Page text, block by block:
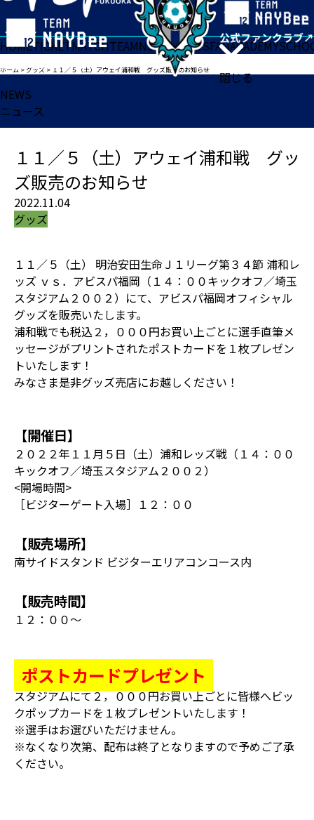
閉じる
HOMETICKETMATCHTEAMNEWSGOODSFANACADEMY
ホーム >グッズ > １１／５（土）アウェイ浦和戦 グッズ販売のお知らせ
NEWS
ニュース
１１／５（土）アウェイ浦和戦 グッ
ズ販売のお知らせ
2022.11.04
グッズ
１１／５（土） 明治安田生命Ｊ１リーグ第３４節 浦和レ
ッズ ｖｓ．アビスパ福岡（１４：００キックオフ／埼玉
スタジアム２００２）にて、アビスパ福岡オフィシャル
グッズを販売いたします。
浦和戦でも税込２，０００円お買い上ごとに選手直筆メ
ッセージがプリントされたポストカードを１枚プレゼン
トいたします！
みなさま是非グッズ売店にお越しください！
【開催日】
２０２２年１１月５日（土）浦和レッズ戦（１４：００
キックオフ／埼玉スタジアム２００２）
<開場時間>
［ビジターゲート入場］１２：００
【販売場所】
南サイドスタンド ビジターエリアコンコース内
【販売時間】
１２：００～
ポストカードプレゼント
スタジアムにて２，０００円お買い上ごとに皆様へビッ
クポップカードを１枚プレゼントいたします！
※選手はお選びいただけません。
※なくなり次第、配布は終了となりますので予めご了承
ください。